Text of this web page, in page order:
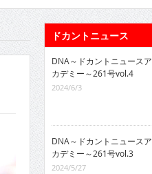
ドカントニュース
DNA～ドカントニュースア
カデミー～261号vol.4
2024/6/3
DNA～ドカントニュースア
カデミー～261号vol.3
2024/5/27